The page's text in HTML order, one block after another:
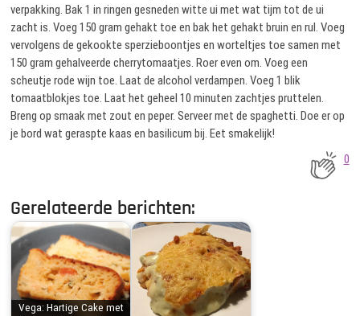
verpakking. Bak 1 in ringen gesneden witte ui met wat tijm tot de ui
zacht is. Voeg 150 gram gehakt toe en bak het gehakt bruin en rul. Voeg
vervolgens de gekookte sperzieboontjes en worteltjes toe samen met
150 gram gehalveerde cherrytomaatjes. Roer even om. Voeg een
scheutje rode wijn toe. Laat de alcohol verdampen. Voeg 1 blik
tomaatblokjes toe. Laat het geheel 10 minuten zachtjes pruttelen.
Breng op smaak met zout en peper. Serveer met de spaghetti. Doe er op
je bord wat geraspte kaas en basilicum bij. Eet smakelijk!
0
Gerelateerde berichten:
Vega: Hartige Cake met